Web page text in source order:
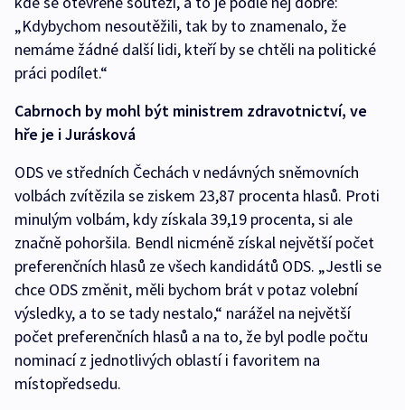
„Kdybychom nesoutěžili, tak by to znamenalo, že
nemáme žádné další lidi, kteří by se chtěli na politické
práci podílet.“
Cabrnoch by mohl být ministrem zdravotnictví, ve
hře je i Jurásková
ODS ve středních Čechách v nedávných sněmovních
volbách zvítězila se ziskem 23,87 procenta hlasů. Proti
minulým volbám, kdy získala 39,19 procenta, si ale
značně pohoršila. Bendl nicméně získal největší počet
preferenčních hlasů ze všech kandidátů ODS. „Jestli se
chce ODS změnit, měli bychom brát v potaz volební
výsledky, a to se tady nestalo,“ narážel na největší
počet preferenčních hlasů a na to, že byl podle počtu
nominací z jednotlivých oblastí i favoritem na
místopředsedu.